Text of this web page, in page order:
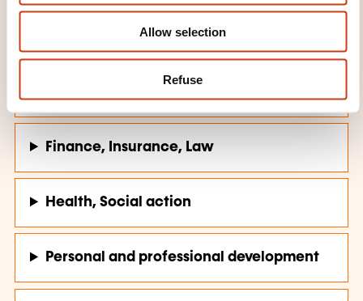
Allow selection
Refuse
Finance, Insurance, Law
Health, Social action
Personal and professional development